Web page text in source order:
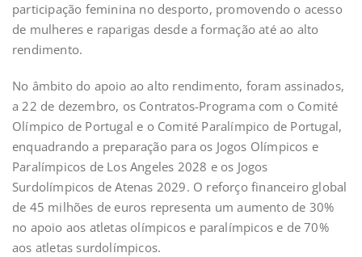
participação feminina no desporto, promovendo o acesso
de mulheres e raparigas desde a formação até ao alto
rendimento.
No âmbito do apoio ao alto rendimento, foram assinados,
a 22 de dezembro, os Contratos-Programa com o Comité
Olímpico de Portugal e o Comité Paralímpico de Portugal,
enquadrando a preparação para os Jogos Olímpicos e
Paralímpicos de Los Angeles 2028 e os Jogos
Surdolímpicos de Atenas 2029. O reforço financeiro global
de 45 milhões de euros representa um aumento de 30%
no apoio aos atletas olímpicos e paralímpicos e de 70%
aos atletas surdolímpicos.